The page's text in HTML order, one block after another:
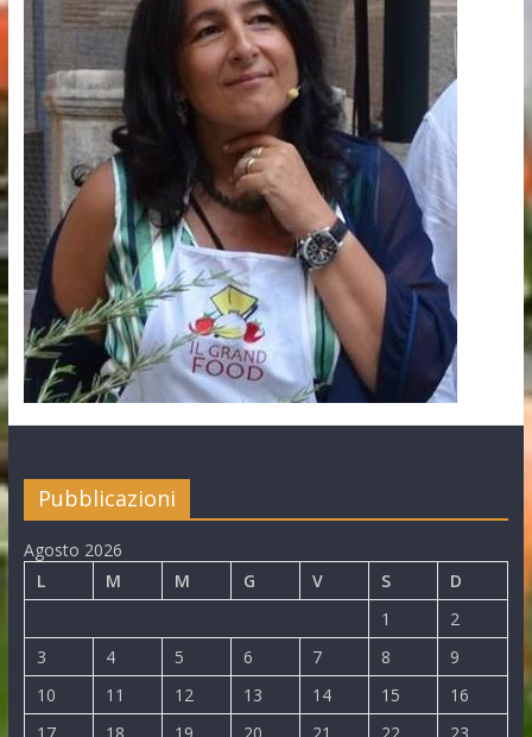
Pubblicazioni
Agosto 2026
L
M M G V S
D
1
2
3
4 5 6 7 8
9
10
11 12 13 14 15
16
17
18 19 20 21 22 23